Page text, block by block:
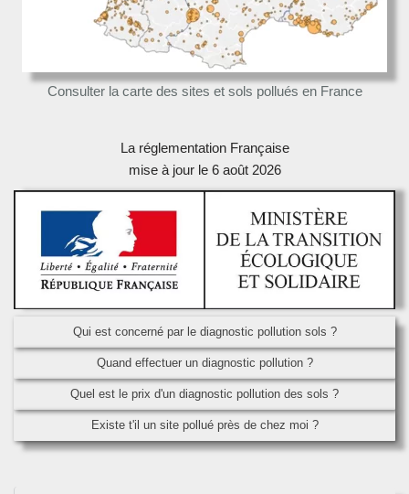
Consulter la carte des sites et sols pollués en France
La réglementation Française
mise à jour le 6 août 2026
Qui est concerné par le diagnostic pollution sols ?
Quand effectuer un diagnostic pollution ?
Quel est le prix d'un diagnostic pollution des sols ?
Existe t'il un site pollué près de chez moi ?